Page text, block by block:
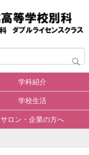
学科紹介
学校生活
サロン・企業の方へ